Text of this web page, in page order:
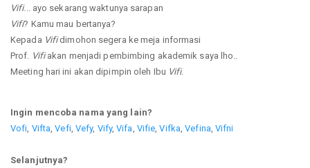
Vifi... ayo sekarang waktunya sarapan
Vifi? Kamu mau bertanya?
Kepada Vifidimohon segera ke meja informasi
Prof. Vifiakan menjadi pembimbing akademik saya lho..
Meeting hari ini akan dipimpin oleh Ibu Vifi.
Ingin mencoba nama yang lain?
Vofi Vifta ,Vefi, Vefy, Vify,Vifa Vifie ,Vifka ,Vefina ,Vifni
Selanjutnya?